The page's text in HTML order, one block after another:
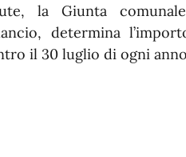
la Giunta
determina
il 30 luglio di ogni